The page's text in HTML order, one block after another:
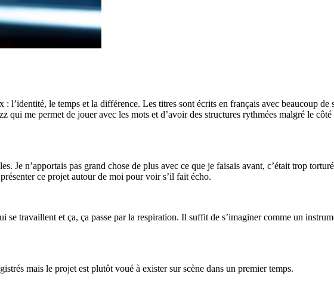
l’identité, le temps et la différence. Les titres sont écrits en français avec beaucoup de
qui me permet de jouer avec les mots et d’avoir des structures rythmées malgré le
Je n’apportais pas grand chose de plus avec ce que je faisais avant, c’était trop
ce projet autour de moi pour voir s’il fait écho.
travaillent et ça, ça passe par la respiration. Il suffit de s’imaginer comme un
mais le projet est plutôt voué à exister sur scène dans un premier temps.